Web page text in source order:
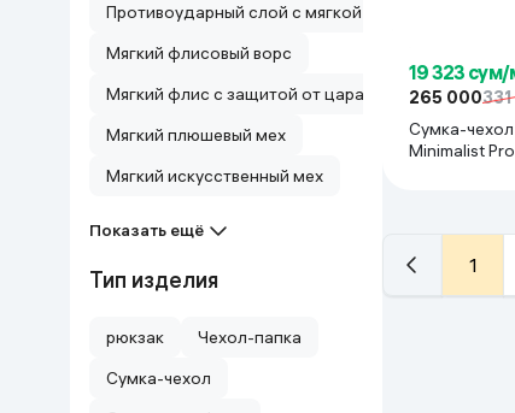
Противоударный слой с мягкой финишной
Мягкий флисовый ворс
Мягкий флис с защитой от царапин
Мягкий плюшевый мех
Мягкий искусственный мех
Показать ещё
Тип изделия
рюкзак
Чехол-папка
Сумка-чехол
19 323
265 000
Сумка-
Minimalist
1